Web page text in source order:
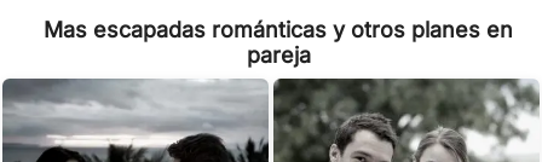
Mas escapadas románticas y otros planes en
pareja